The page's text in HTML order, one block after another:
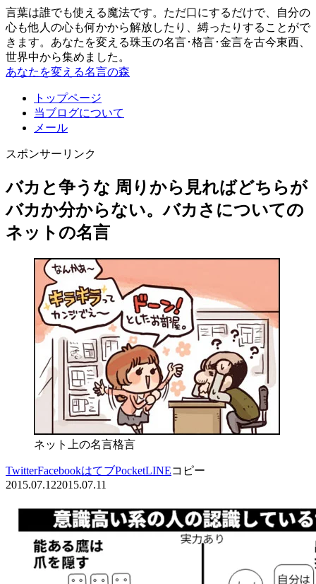
言葉は誰でも使える魔法です。ただ口にするだけで、自分の
心も他人の心も何かから解放したり、縛ったりすることがで
きます。あなたを変える珠玉の名言･格言･金言を古今東西、
世界中から集めました。
あなたを変える名言の森
トップページ
当ブログについて
メール
スポンサーリンク
バカと争うな 周りから見ればどちらが
バカか分からない。バカさについての
ネットの名言
ネット上の名言格言
TwitterFacebookはてブPocketLINEコピー
2015.07.122015.07.11